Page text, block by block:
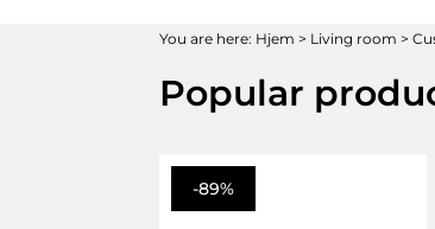
You are here: Hjem > Living room >
Popular
-89%